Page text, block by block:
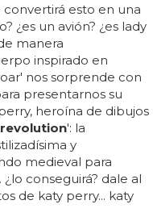
convertirá esto en una
¿es un avión? ¿es lady
manera
inspirado en
nos sorprende con
presentarnos su
heroína de dibujos
revolution': la
y
medieval para
conseguirá? dale al
de katy perry... katy